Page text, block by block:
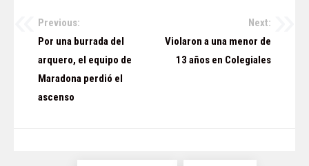
Navegación
entradas
Previous:
Por una burrada del
arquero, el equipo de
Maradona perdió el
ascenso
Next:
Violaron a una menor de
13 años en Colegiales